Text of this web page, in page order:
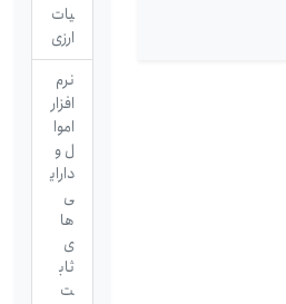
یات
ارزی
نرم
افزار
اموا
ل و
دارای
ی
ها
ی
ثاب
ت